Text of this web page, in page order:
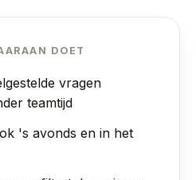
DOET
vragen
teamtijd
's avonds en in het